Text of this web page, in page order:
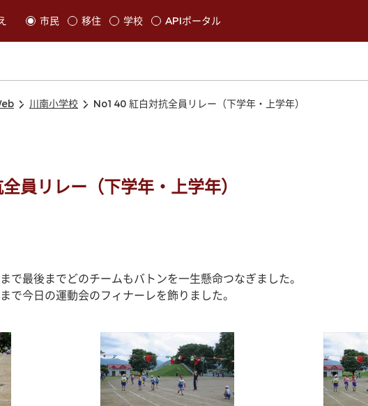
の切替が発生します
市民 移住 学校 APIポータル
川南小学校 No140 紅白対抗全員リレー（下学年・上学年）
員リレー（下学年・上学年）
で最後までどのチームもバトンを一生懸命つなぎました。
で今日の運動会のフィナーレを飾りました。